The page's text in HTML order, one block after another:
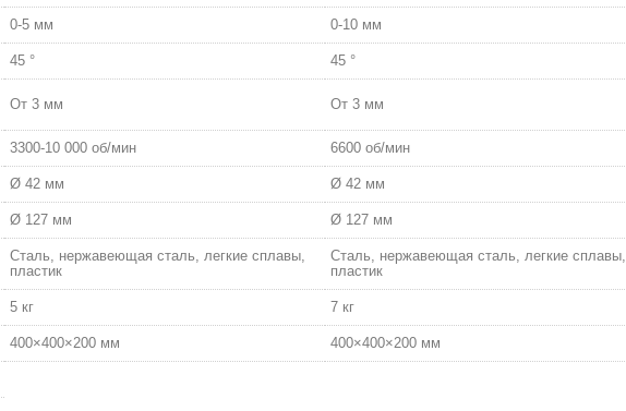
0-5 мм 0-10 мм
45 ° 45 °
От 3 мм От 3 мм
3300-10 000 об/мин 6600 об/мин
Ø 42 мм Ø 42 мм
Ø 127 мм Ø 127 мм
Сталь, нержавеющая сталь, легкие сплавы,
пластик
Сталь, нержавеющая сталь, легкие сплавы,
пластик
5 кг 7 кг
400×400×200 мм 400×400×200 мм